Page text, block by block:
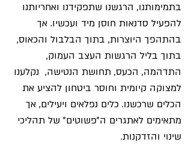
בתמימותנו, הרגשנו שתפקידנו ואחריותנו
להפעיל סדנאות חוסן מיד ועכשיו. אך
בהתהפך היוצרות, בתוך הבלבול והכאוס,
בתוך בליל הרגשות העצב העמוק,
התדהמה, הכעס, תחושת הנטישה,  נקלענו
למצוקה קיומית וחוסר ביטחון להציע את
הכלים שרכשנו. כלים נפלאים ויעילים, אך
מתאימים לאתגרים ה"פשוטים" של תהליכי
שינוי והזדקנות.